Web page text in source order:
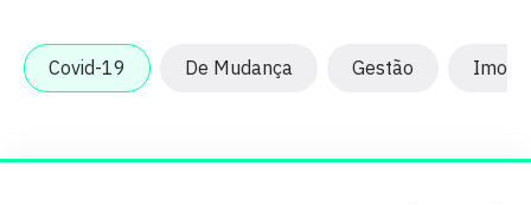
Covid-19 De Mudança Gestão Imobi